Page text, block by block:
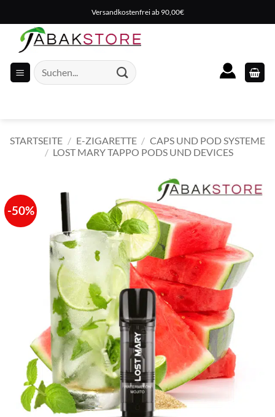
Inhalt
springen
Versandkostenfrei ab 90,00€
Suche
nach:
STARTSEITE / E-ZIGARETTE / CAPS UND POD SYSTEME
/ LOST MARY TAPPO PODS UND DEVICES
-50%